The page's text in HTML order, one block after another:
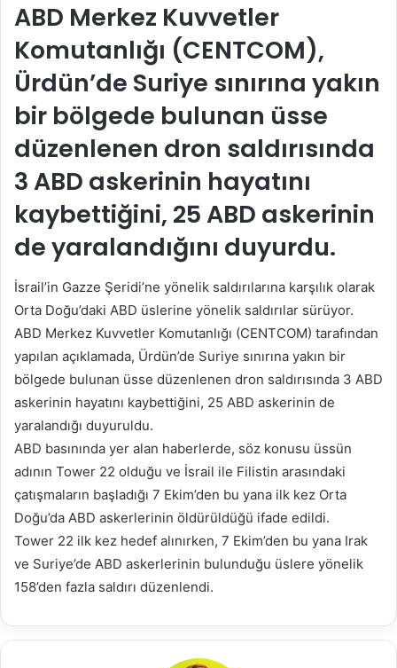
göndermek
ABD Merkez Kuvvetler
Komutanlığı (CENTCOM),
Ürdün’de Suriye sınırına yakın
bir bölgede bulunan üsse
düzenlenen dron saldırısında
3 ABD askerinin hayatını
kaybettiğini, 25 ABD askerinin
de yaralandığını duyurdu.
İsrail’in Gazze Şeridi’ne yönelik saldırılarına karşılık olarak
Orta Doğu’daki ABD üslerine yönelik saldırılar sürüyor.
ABD Merkez Kuvvetler Komutanlığı (CENTCOM) tarafından
yapılan açıklamada, Ürdün’de Suriye sınırına yakın bir
bölgede bulunan üsse düzenlenen dron saldırısında 3 ABD
askerinin hayatını kaybettiğini, 25 ABD askerinin de
yaralandığı duyuruldu.
ABD basınında yer alan haberlerde, söz konusu üssün
adının Tower 22 olduğu ve İsrail ile Filistin arasındaki
çatışmaların başladığı 7 Ekim’den bu yana ilk kez Orta
Doğu’da ABD askerlerinin öldürüldüğü ifade edildi.
Tower 22 ilk kez hedef alınırken, 7 Ekim’den bu yana Irak
ve Suriye’de ABD askerlerinin bulunduğu üslere yönelik
158’den fazla saldırı düzenlendi.